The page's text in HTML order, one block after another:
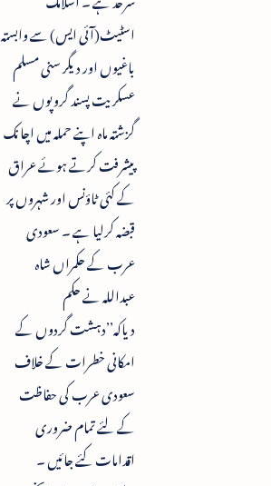
اسٹیٹ(آئی ایس) سے وابستہ
باغیوں اور دیگر سنی مسلم
عسکریت پسند گروپوں نے
گزشتہ ماہ اپنے حملہ میں اچانک
پیشرفت کرتے ہوئے عراق
کے کئی ٹاؤنس اور شہروں پر
قبضہ کرلیا ہے ۔ سعودی
عرب کے حکمراں شاہ
عبداللہ نے حکم
دیاکہ’’دہشت گردوں کے
امکانی خطرات کے خلاف
سعودی عرب کی حفاظت
کے لئے تمام ضروری
اقدامات کئے جائیں ۔